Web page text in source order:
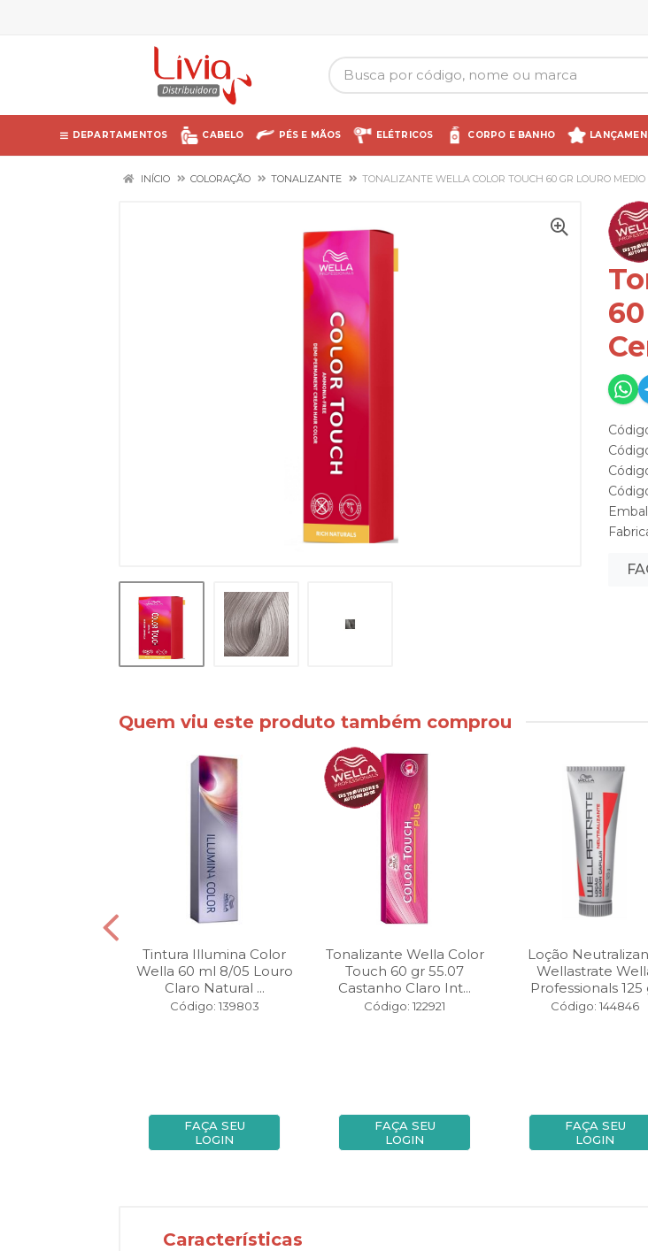
DEPARTAMENTOS CABELO PÉS E MÃOS ELÉTRICOS CORPO E BANHO
INÍCIO COLORAÇÃO TONALIZANTE TONALIZANTE WELLA COLOR TOUCH 60 GR LOURO MEDIO
Quem viu este produto também comprou
Tintura Illumina Color
Wella 60 ml 8/05 Louro
Claro Natural ...
Código: 139803
FAÇA SEU
LOGIN
Tonalizante Wella Color
Touch 60 gr 55.07
Castanho Claro Int...
Código: 122921
FAÇA SEU
LOGIN
Loção
Wellastrate
Professionals 125
Código: 144846
FAÇA SEU
LOGIN
Características